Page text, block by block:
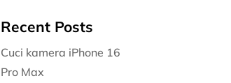
Recent Posts
Cuci kamera iPhone 16
Pro Max